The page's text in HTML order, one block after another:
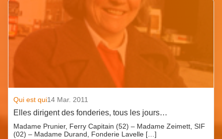
Qui est qui14 Mar. 2011
Elles dirigent des fonderies, tous les jours…
Madame Prunier, Ferry Capitain (52) – Madame Zeimett, SIF
(02) – Madame Durand, Fonderie Lavelle […]